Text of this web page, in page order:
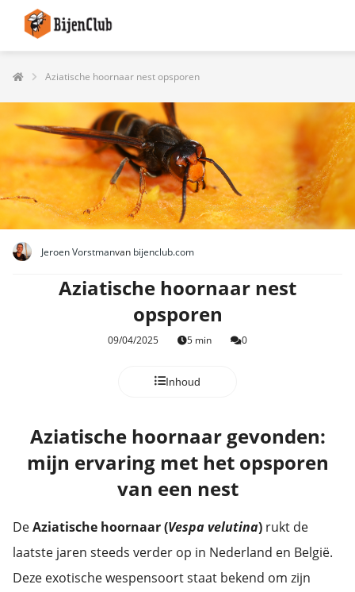
Aziatische hoornaar nest opsporen
Jeroen Vorstmanvan bijenclub.com
Aziatische hoornaar nest
opsporen
09/04/2025 5 min 0
Inhoud
Aziatische hoornaar gevonden:
mijn ervaring met het opsporen
van een nest
DeAziatische hoornaar (Vespa velutina) rukt de
laatste jaren steeds verder op in Nederland en België.
Deze exotische wespensoort staat bekend om zijn